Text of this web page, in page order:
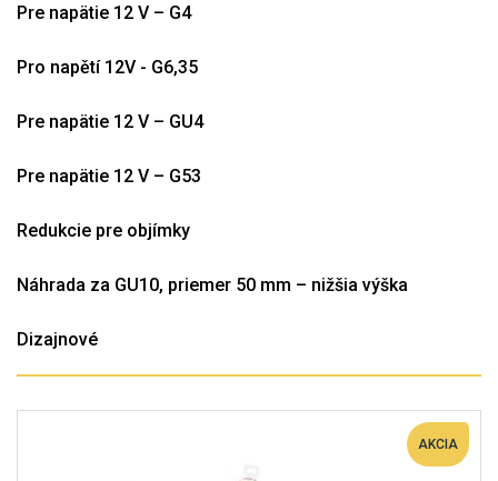
Pre napätie 12 V – G4
Pro napětí 12V - G6,35
Pre napätie 12 V – GU4
Pre napätie 12 V – G53
Redukcie pre objímky
Náhrada za GU10, priemer 50 mm – nižšia výška
Dizajnové
AKCIA